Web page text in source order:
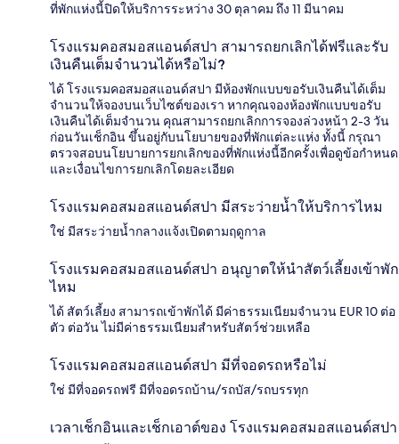
ที่พักแห่งนี้ปิดให้บริการระหว่าง 30 ตุลาคม ถึง 11 มีนาคม
โรงแรมคอสมอสแอนด์สปา สามารถยกเลิกได้ฟรีและรับ
เงินคืนเต็มจำนวนได้หรือไม่?
ได้ โรงแรมคอสมอสแอนด์สปา มีห้องพักแบบขอรับเงินคืนได้เต็ม
จำนวนให้จองบนเว็บไซต์ของเรา หากคุณจองห้องพักแบบขอรับ
เงินคืนได้เต็มจำนวน คุณสามารถยกเลิกการจองล่วงหน้า 2-3 วัน
ก่อนวันเช็กอิน ขึ้นอยู่กับนโยบายของที่พักแต่ละแห่ง ทั้งนี้ กรุณา
ตรวจสอบนโยบายการยกเลิกของที่พักแห่งนี้อีกครั้งเพื่อดูข้อกำหนด
และเงื่อนไขการยกเลิกโดยละเอียด
โรงแรมคอสมอสแอนด์สปา มีสระว่ายน้ำให้บริการไหม
ใช่ มีสระว่ายน้ำกลางแจ้งเปิดตามฤดูกาล
โรงแรมคอสมอสแอนด์สปา อนุญาตให้นำสัตว์เลี้ยงเข้าพัก
ไหม
ได้ สัตว์เลี้ยง สามารถเข้าพักได้ มีค่าธรรมเนียมจำนวน EUR 10 ต่อ
ตัว ต่อวัน ไม่มีค่าธรรมเนียมสำหรับสัตว์ช่วยเหลือ
โรงแรมคอสมอสแอนด์สปา มีที่จอดรถหรือไม่
ใช่ มีที่จอดรถฟรี มีที่จอดรถบ้าน/รถบัส/รถบรรทุก
เวลาเช็กอินและเช็กเอาต์ของ โรงแรมคอสมอสแอนด์สปา